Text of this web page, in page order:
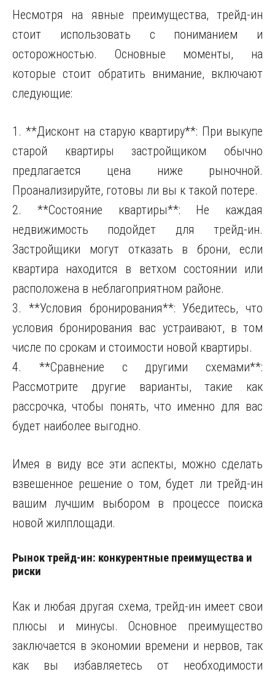
Несмотря на явные преимущества, трейд-ин
стоит использовать с пониманием и
осторожностью. Основные моменты, на
которые стоит обратить внимание, включают
следующие:
1. **Дисконт на старую квартиру**: При выкупе
старой квартиры застройщиком обычно
предлагается цена ниже рыночной.
Проанализируйте, готовы ли вы к такой потере.
2. **Состояние квартиры**: Не каждая
недвижимость подойдет для трейд-ин.
Застройщики могут отказать в брони, если
квартира находится в ветхом состоянии или
расположена в неблагоприятном районе.
3. **Условия бронирования**: Убедитесь, что
условия бронирования вас устраивают, в том
числе по срокам и стоимости новой квартиры.
4. **Сравнение с другими схемами**:
Рассмотрите другие варианты, такие как
рассрочка, чтобы понять, что именно для вас
будет наиболее выгодно.
Имея в виду все эти аспекты, можно сделать
взвешенное решение о том, будет ли трейд-ин
вашим лучшим выбором в процессе поиска
новой жилплощади.
Рынок трейд-ин: конкурентные преимущества и
риски
Как и любая другая схема, трейд-ин имеет свои
плюсы и минусы. Основное преимущество
заключается в экономии времени и нервов, так
как вы избавляетесь от необходимости